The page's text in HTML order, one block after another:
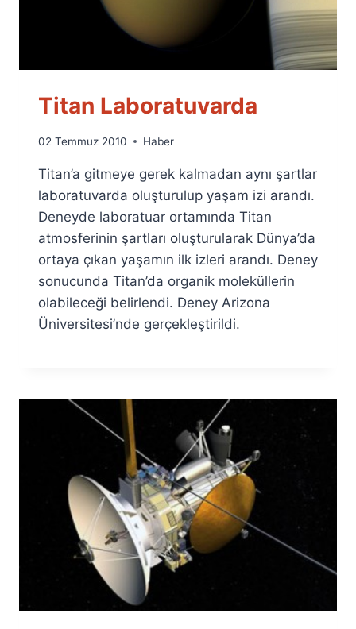
Titan Laboratuvarda
By
Fuat
Özyar
02 Temmuz 2010 Haber
Titan’a gitmeye gerek kalmadan aynı şartlar
laboratuvarda oluşturulup yaşam izi arandı.
Deneyde laboratuar ortamında Titan
atmosferinin şartları oluşturularak Dünya’da
ortaya çıkan yaşamın ilk izleri arandı. Deney
sonucunda Titan’da organik moleküllerin
olabileceği belirlendi. Deney Arizona
Üniversitesi’nde gerçekleştirildi.